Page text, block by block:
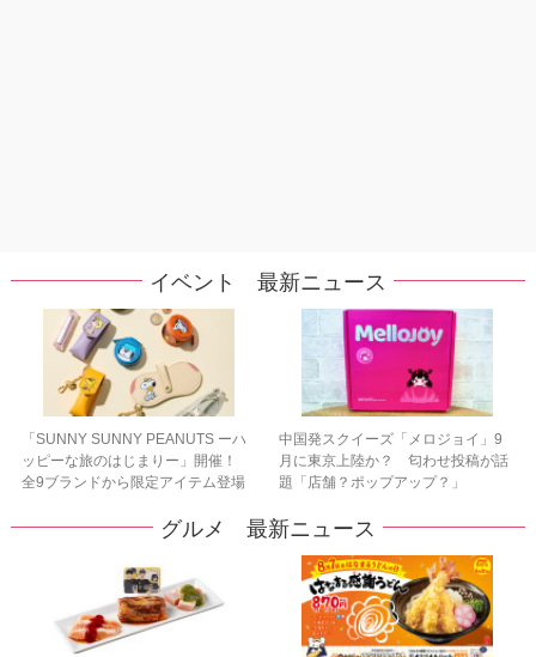
イベント 最新ニュース
「SUNNY SUNNY PEANUTS ーハ
ッピーな旅のはじまりー」開催！
全9ブランドから限定アイテム登場
中国発スクイーズ「メロジョイ」9
月に東京上陸か？ 匂わせ投稿が話
題「店舗？ポップアップ？」
グルメ 最新ニュース